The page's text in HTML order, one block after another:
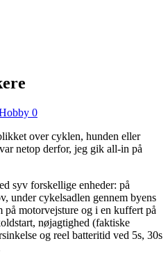
0
over cyklen, hunden eller
netop derfor, jeg gik all‑in på
syv forskellige enheder: på
under cykelsadlen gennem byens
på motorvejsture og i en kuffert på
nøjagtighed (faktiske
og reel batteritid ved 5s, 30s